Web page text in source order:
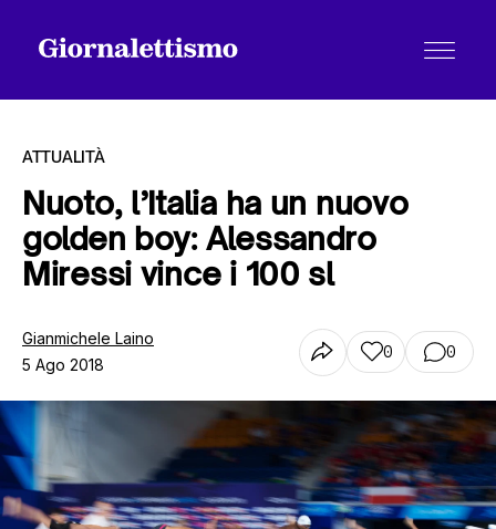
Tutti gli articoli
Chi siamo
Contatti
ATTUALITÀ
Nuoto, l’Italia ha un nuovo
golden boy: Alessandro
Miressi vince i 100 sl
Gianmichele Laino
5 Ago 2018
0 0